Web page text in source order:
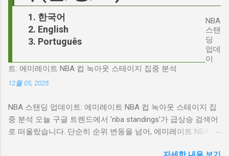
다. 다니엘 데이 루이스, '진정성'의 대명사 이 지
점에서 다니엘 데이 루이스의 이름이 등장하는
것은 결코 우연이 아닙니다. 그는 '메소드 연
기'의 극한을 보여주는 배우로서, 맡는 역할마다
완벽하게 몰입하여 실제 인물과 구분이 어려울
정도의 연기를 선보였습니다. <나의 왼발>에서
들이 어떻게 얽혀있는 것일까요? 최대100%세일
오늘의 특가 'Signalgate' 스캔들: 피트 헤게세스
의 그림자 먼저 'Signalgate' 스캔들의 핵심 인물
인 피트 헤게세스부터 살펴봐야 합니다. 최근 공
개된 국방부 감사 보고서에 따르면, 헤게세스는
스의 행위가 윤리적으로 심각한 문제를 야기하
며, 군의 명예를 훼손할 수 있다고 지적합니다.
Photo by Samuel Regan-Asante on Unsplash
한국어
English
Português
NBA
스탠
딩
업데
이
트: 에미레이트 NBA 컵 녹아웃 스테이지 집중 분석
12월 05, 2025
NBA 스탠딩 업데이트: 에미레이트 NBA 컵 녹아웃 스테이지 집
중 분석 오늘 구글 트렌드에서 'nba standings'가 급상승 검색어
로 떠올랐습니다. 단순히 순위 변동을 넘어, 에미레이트 NBA 컵